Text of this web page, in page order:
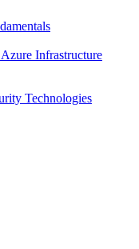
Infrastructure
Technologies